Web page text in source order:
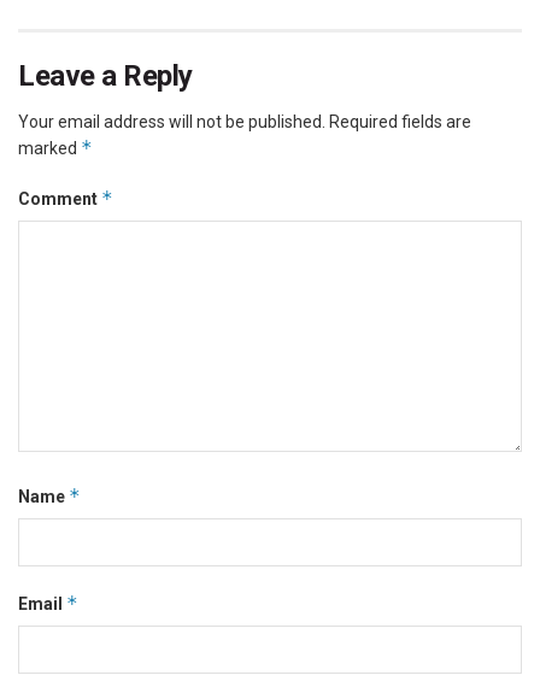
Leave a Reply
Your email address will not be published.
Required fields are
marked *
Comment *
Name *
Email *